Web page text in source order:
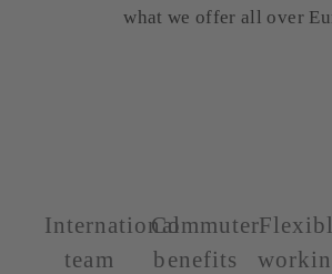
what we offer all over
International
team
Commuter
benefits